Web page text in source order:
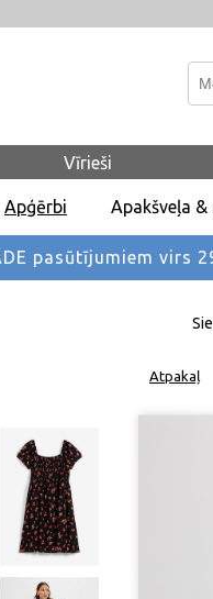
Apģērbi Apakšveļa &
Vīrieši
pasūtījumiem virs
Atpakaļ